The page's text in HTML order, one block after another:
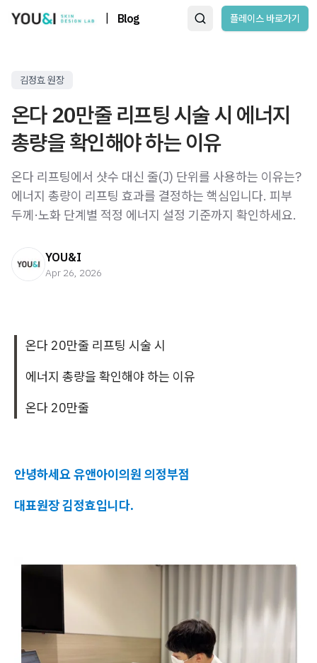
Blog 플레이스 바로가기
김정효 원장
온다 20만줄 리프팅 시술 시 에너지
총량을 확인해야 하는 이유
온다 리프팅에서 샷수 대신 줄(J) 단위를 사용하는 이유는?
에너지 총량이 리프팅 효과를 결정하는 핵심입니다. 피부
두께·노화 단계별 적정 에너지 설정 기준까지 확인하세요.
YOU&I
Apr 26, 2026
온다 20만줄 리프팅 시술 시
에너지 총량을 확인해야 하는 이유
온다 20만줄
안녕하세요 유앤아이의원 의정부점
대표원장 김정효입니다.